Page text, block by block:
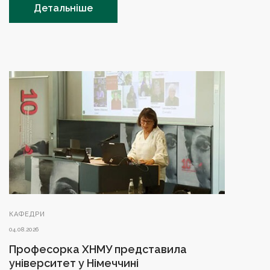
Детальніше
КАФЕДРИ
04.08.2026
Професорка ХНМУ представила
університет у Німеччині